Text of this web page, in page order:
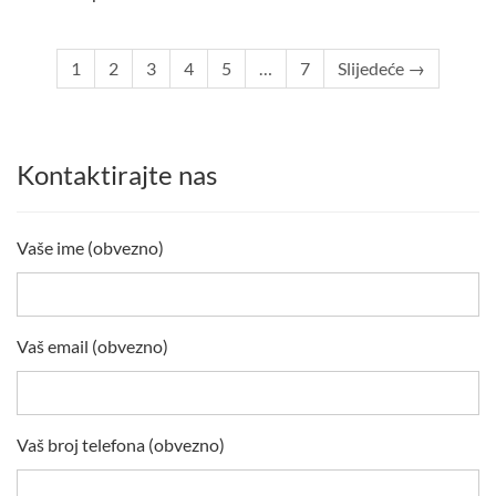
1 2 3 4 5 … 7 Slijedeće →
Kontaktirajte nas
Vaše ime (obvezno)
Vaš email (obvezno)
Vaš broj telefona (obvezno)